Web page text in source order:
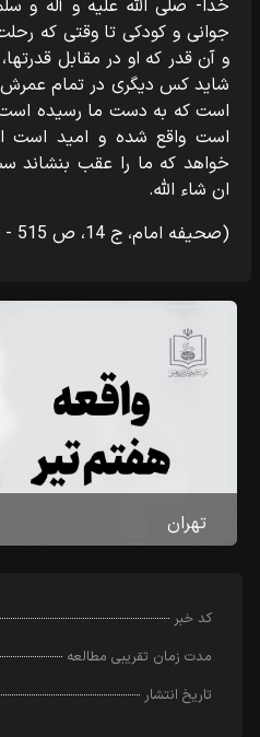
خدا- صلی الله علیه و آله و
جوانی و کودکی تا وقتی که
و آن قدر که او در مقابل
شاید کس دیگری در تمام عمرش
است که به دست ما رسیده است
است واقع شده و امید است
خواهد که ما را عقب بنشاند
ان شاء الله.
(صحیفه امام، ج 14، ص 515 - 516)
تهران
کد خبر
مدت زمان تقریبی مطالعه
تاریخ انتشار